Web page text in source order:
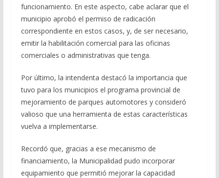
funcionamiento. En este aspecto, cabe aclarar que el
municipio aprobó el permiso de radicación
correspondiente en estos casos, y, de ser necesario,
emitir la habilitación comercial para las oficinas
comerciales o administrativas que tenga.
Por último, la intendenta destacó la importancia que
tuvo para los municipios el programa provincial de
mejoramiento de parques automotores y consideró
valioso que una herramienta de estas características
vuelva a implementarse.
Recordó que, gracias a ese mecanismo de
financiamiento, la Municipalidad pudo incorporar
equipamiento que permitió mejorar la capacidad